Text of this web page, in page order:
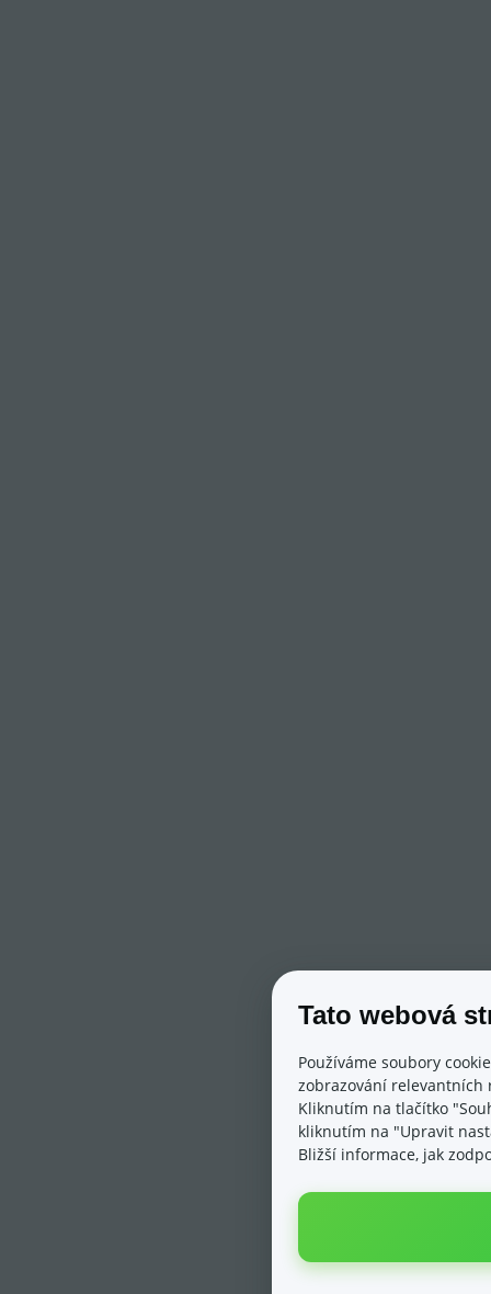
Tato webová
Používáme soubory
zobrazování relevantních
Kliknutím na tlačítko
kliknutím na "Upravit
Bližší informace, jak